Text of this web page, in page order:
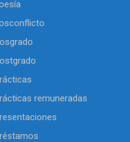
remuneradas